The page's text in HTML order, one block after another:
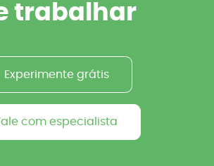
trabalhar
Experimente grátis
com especialista